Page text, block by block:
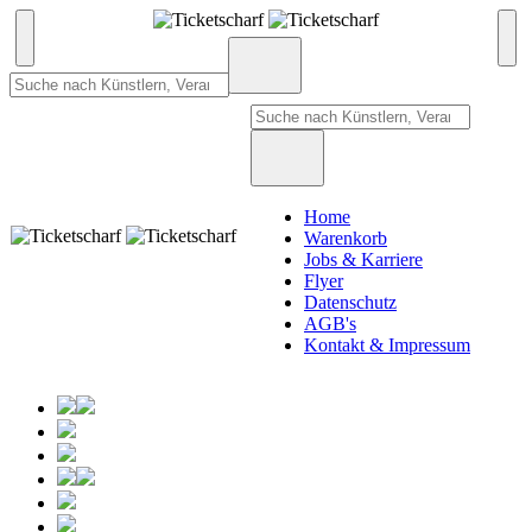
Home
Warenkorb
Jobs & Karriere
Flyer
Datenschutz
AGB's
Kontakt & Impressum